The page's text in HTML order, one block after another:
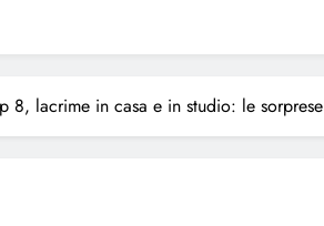
8, lacrime in casa e in studio: le